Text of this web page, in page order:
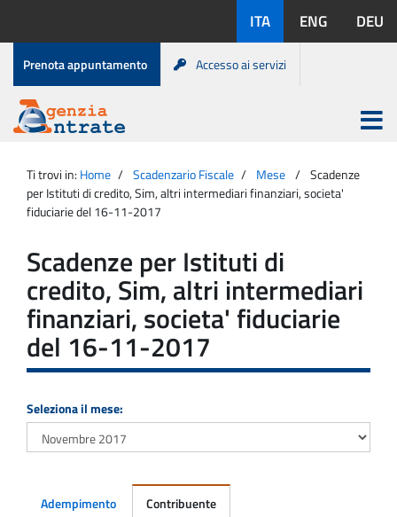
contenuto
disponibili:
ITA ENG DEU
Menu
di
servizio
Prenota appuntamento Accesso ai servizi
Agenzia
Entrate
Apri
menu
principale
Ti trovi in: Home Scadenzario Fiscale Mese
Scadenze
per Istituti di credito, Sim, altri intermediari finanziari, societa'
fiduciarie del 16-11-2017
Scadenze per Istituti di
credito, Sim, altri intermediari
finanziari, societa' fiduciarie
del 16-11-2017
Seleziona il mese:
Adempimento Contribuente